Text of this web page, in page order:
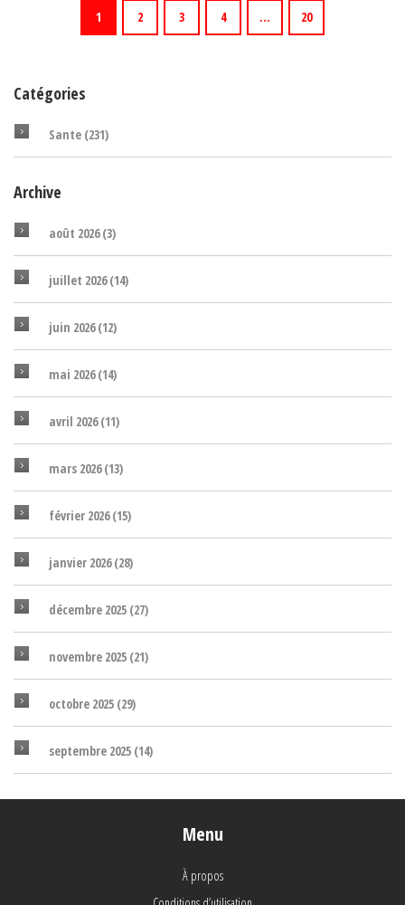
1 2 3 4 … 20
Catégories
Sante (231)
Archive
août 2026(3)
juillet 2026(14)
juin 2026(12)
mai 2026(14)
avril 2026(11)
mars 2026(13)
février 2026(15)
janvier 2026(28)
décembre 2025 (27)
novembre 2025 (21)
octobre 2025 (29)
septembre 2025 (14)
Menu
À propos